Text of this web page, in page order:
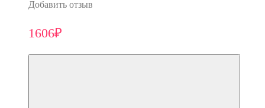
Добавить отзыв
1606₽